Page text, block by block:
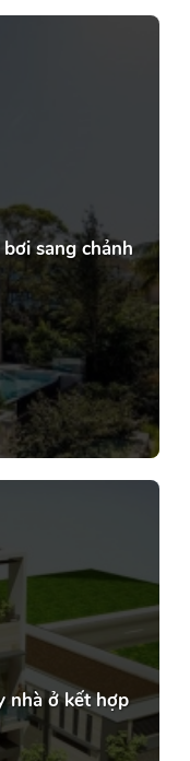
sang chảnh
nhà ở kết hợp